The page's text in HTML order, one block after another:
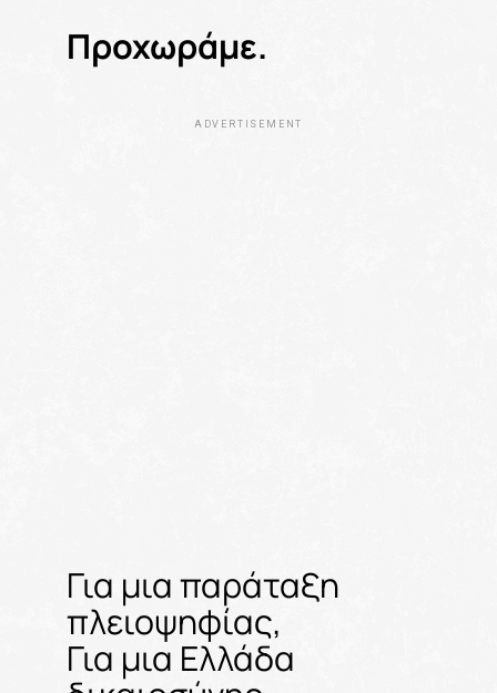
Προχωράμε.
ADVERTISEMENT
Για μια παράταξη
πλειοψηφίας,
Για μια Ελλάδα